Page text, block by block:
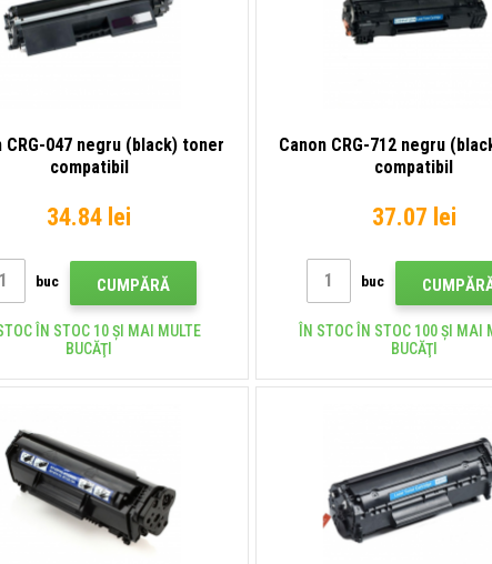
CRG-047 negru (black) toner
compatibil
34.84 lei
buc CUMPĂRĂ
ÎN STOC 10 ȘI MAI MULTE
BUCĂŢI
Canon CRG-712 negru
compatibil
37.07 lei
buc
ÎN STOC ÎN STOC 100 ȘI MAI
BUCĂŢI